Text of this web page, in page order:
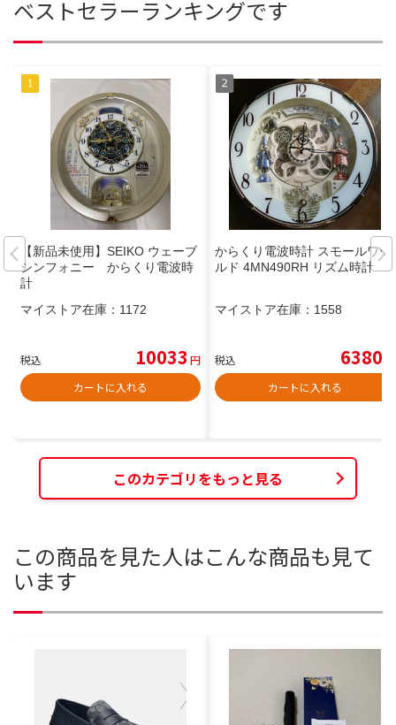
ベストセラーランキングです
【新品未使用】SEIKO ウェーブ
シンフォニー からくり電波時
計
マイストア在庫： 1172
税込 10033 円
カートに入れる
からくり電波時計 スモールワー
ルド 4MN490RH リズム時計
マイストア在庫： 1558
税込 6380
カートに入れる
このカテゴリをもっと見る
この商品を見た人はこんな商品も見て
います